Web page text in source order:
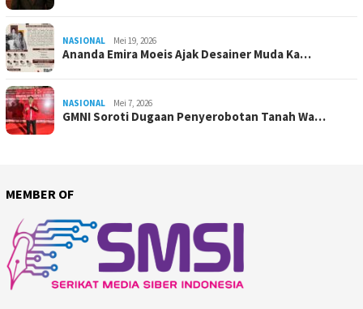
NASIONAL Mei 19, 2026
Ananda Emira Moeis Ajak Desainer Muda Ka…
NASIONAL Mei 7, 2026
GMNI Soroti Dugaan Penyerobotan Tanah Wa…
MEMBER OF